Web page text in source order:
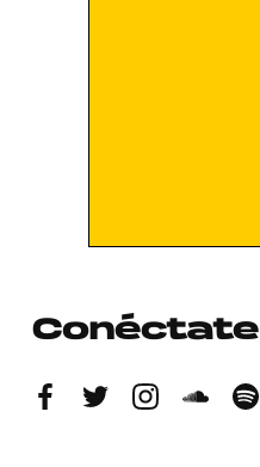
Conéctate